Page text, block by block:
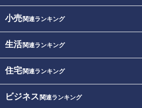
小売関連ランキング
生活関連ランキング
住宅関連ランキング
ビジネス 関連ランキング